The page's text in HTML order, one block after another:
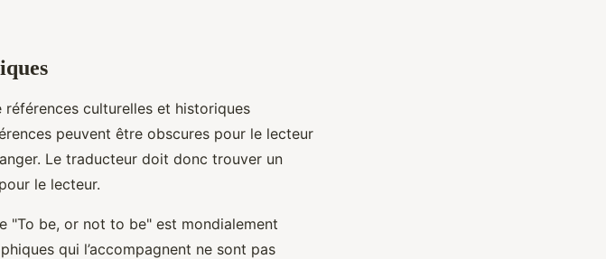
références culturelles et historiques
peuvent être obscures pour le lecteur
Le traducteur doit donc trouver un
le lecteur.
"To be, or not to be" est mondialement
qui l’accompagnent ne sont pas